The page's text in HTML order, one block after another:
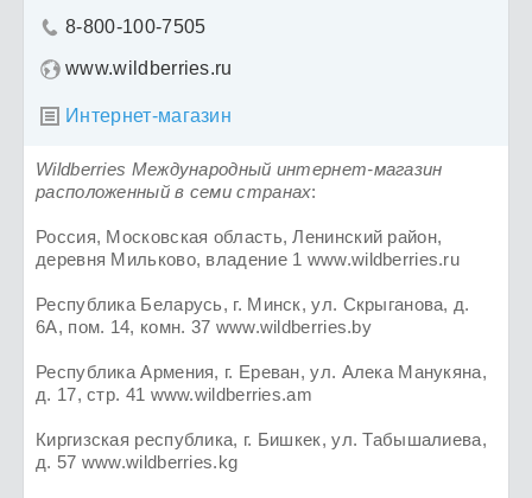
 8-800-100-7505
www.wildberries.ru
 Интернет-магазин
Wildberries Международный интернет-магазин
расположенный в семи странах:
Россия, Московская область, Ленинский район,
деревня Мильково, владение 1 www.wildberries.ru
Республика Беларусь, г. Минск, ул. Скрыганова, д.
6А, пом. 14, комн. 37 www.wildberries.by
Республика Армения, г. Ереван, ул. Алека Манукяна,
д. 17, стр. 41 www.wildberries.am
Киргизская республика, г. Бишкек, ул. Табышалиева,
д. 57 www.wildberries.kg